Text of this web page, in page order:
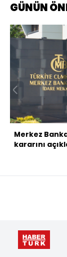
GÜNÜN
Merkez
kararını